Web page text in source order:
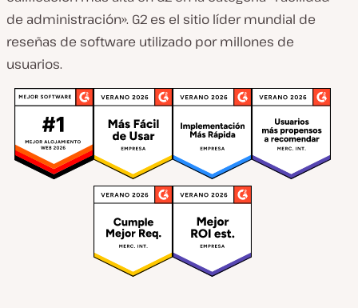
de administración». G2 es el sitio líder mundial de
reseñas de software utilizado por millones de
usuarios.